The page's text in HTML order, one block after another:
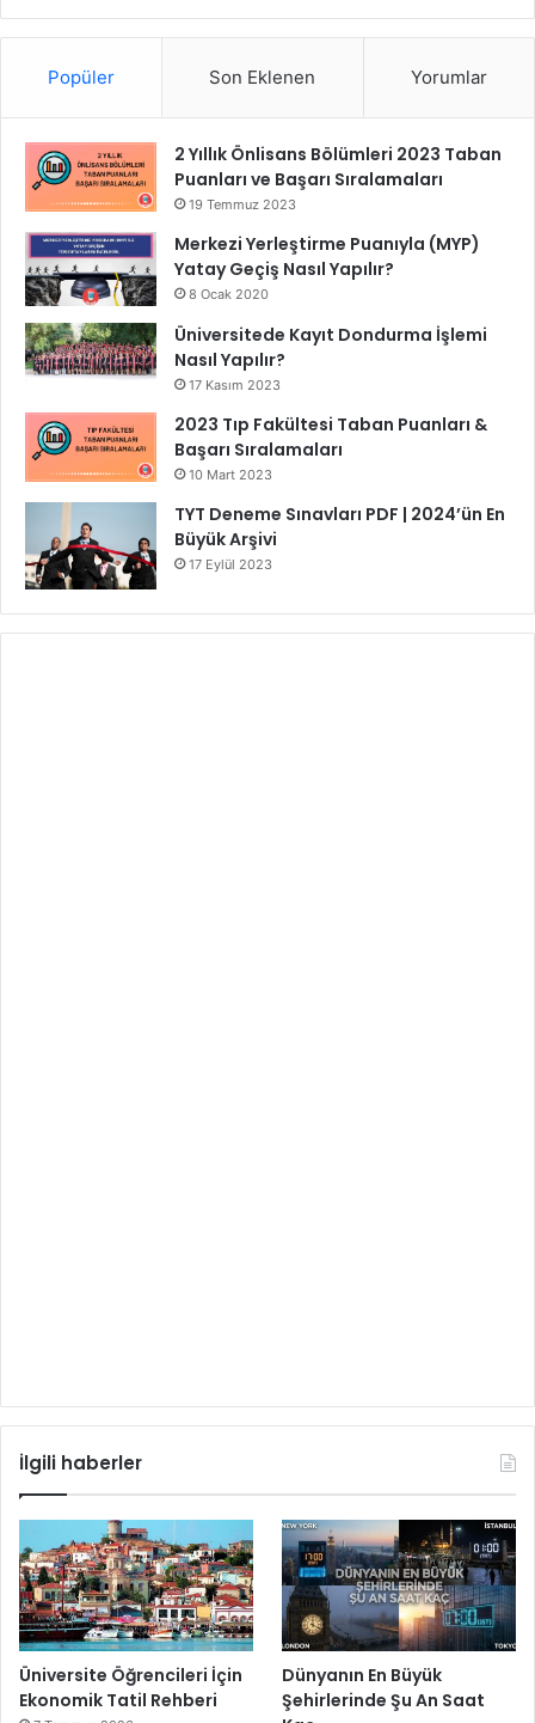
Popüler Son Eklenen Yorumlar
2 Yıllık Önlisans Bölümleri 2023 Taban
Puanları ve Başarı Sıralamaları
19 Temmuz 2023
Merkezi Yerleştirme Puanıyla (MYP)
Yatay Geçiş Nasıl Yapılır?
8 Ocak 2020
Üniversitede Kayıt Dondurma İşlemi
Nasıl Yapılır?
17 Kasım 2023
2023 Tıp Fakültesi Taban Puanları &
Başarı Sıralamaları
10 Mart 2023
TYT Deneme Sınavları PDF | 2024’ün En
Büyük Arşivi
17 Eylül 2023
İlgili haberler
Üniversite Öğrencileri İçin
Ekonomik Tatil Rehberi
Dünyanın En Büyük
Şehirlerinde Şu An Saat